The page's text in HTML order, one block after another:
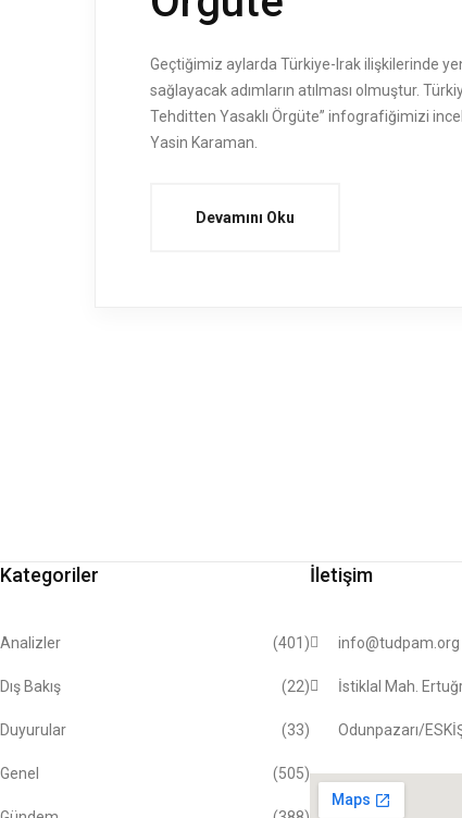
Geçtiğimiz aylarda Türkiye-Irak ilişkilerinde
sağlayacak adımların atılması olmuştur.
Tehditten Yasaklı Örgüte” infografiğimizi
Yasin Karaman.
Devamını Oku
Kategoriler
Analizler (401)
Dış Bakış (22)
Duyurular (33)
Genel (505)
İletişim
info@tudpam.org
İstiklal Mah.
Odunpazarı/